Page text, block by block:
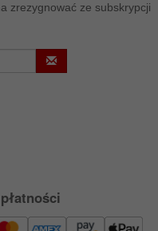
zrezygnować ze subskrypcji